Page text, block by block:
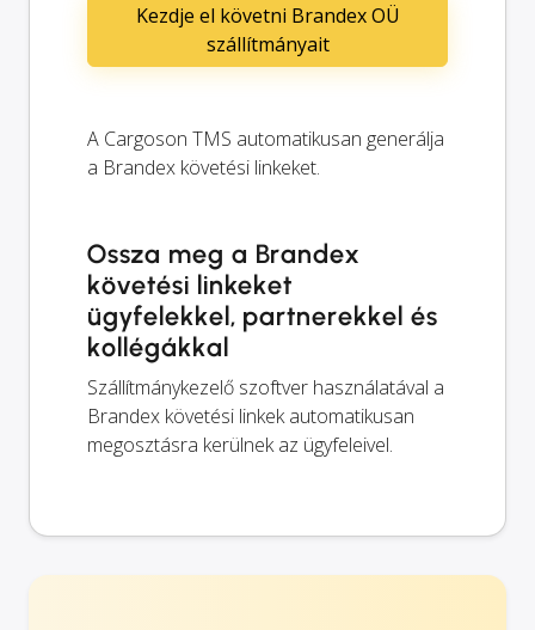
Kezdje el követni Brandex OÜ
szállítmányait
A Cargoson TMS automatikusan generálja
a Brandex követési linkeket.
Ossza meg a Brandex
követési linkeket
ügyfelekkel, partnerekkel és
kollégákkal
Szállítmánykezelő szoftver használatával a
Brandex követési linkek automatikusan
megosztásra kerülnek az ügyfeleivel.